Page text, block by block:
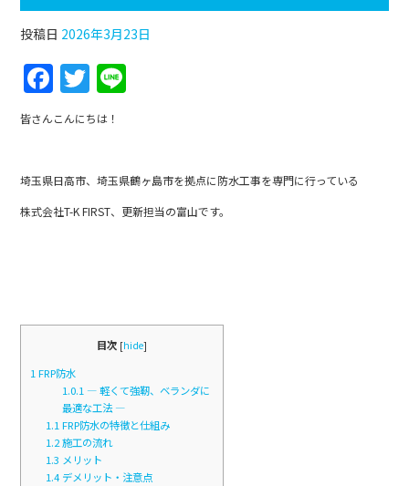
投稿日 2026年3月23日
F
a
c
e
b
o
T
w
itt
er
皆さんこんにちは！
埼玉県日高市、埼玉県鶴ヶ島市を拠点に防水工事を専門に行っている
株式会社T-K FIRST、更新担当の富山です。
目次 [hide]
1FRP防水
1.0.1― 軽くて強靭、ベランダに
最適な工法 ―
1.1FRP防水の特徴と仕組み
1.2施工の流れ
1.3 メリット
1.4 デメリット・注意点